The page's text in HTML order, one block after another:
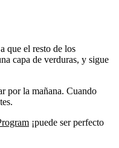
que el resto de los
capa de verduras, y sigue
por la mañana. Cuando
¡puede ser perfecto